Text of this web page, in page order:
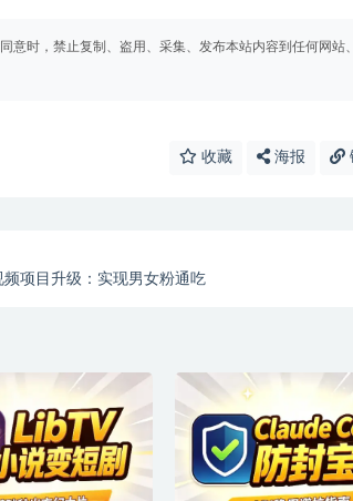
意时，禁止复制、盗用、采集、发布本站内容到任何网站
收藏 海报
频项目升级：实现男女粉通吃